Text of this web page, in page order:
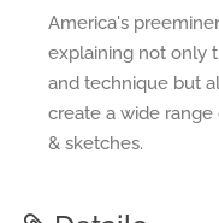
America's
explaining not only
and technique but
create a wide
& sketches.